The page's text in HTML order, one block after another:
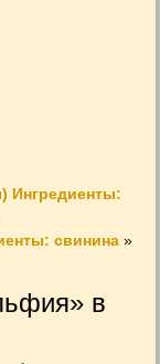
Ингредиенты:
свинина»
в